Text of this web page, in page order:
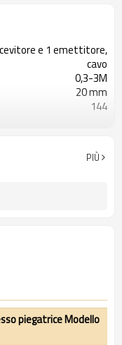
e 1 emettitore,
cavo
0,3-3M
20 mm
144
Dotato di connettore M8
PIÙ
piegatrice Modello